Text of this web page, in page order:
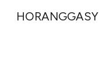
HORANGGASY